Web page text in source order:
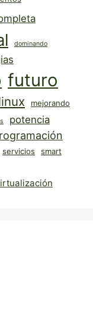
dominando
futuro
mejorando
potencia
servicios smart